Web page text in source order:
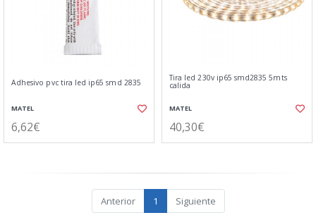
Adhesivo pvc tira led ip65 smd 2835
MATEL
6,62€
Tira led 230v ip65 smd2835 5mts
calida
MATEL
40,30€
Anterior 1 Siguiente